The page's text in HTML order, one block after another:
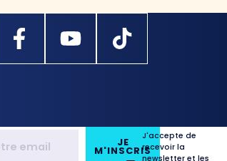
JE
M'INSCRIS
J'accepte de
recevoir la
newsletter et les